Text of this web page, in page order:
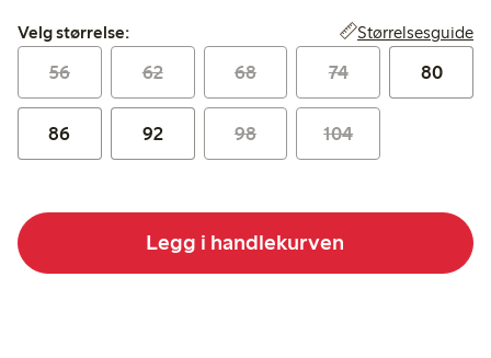
Velg størrelse:
Velg størrelse: Størrelsesguide
56 62 68 74 80
86 92 98 104
Legg i handlekurven